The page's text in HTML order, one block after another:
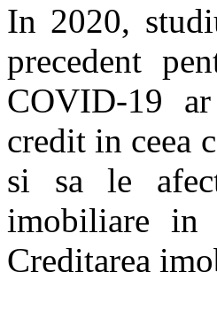
In 2020,
precedent
COVID-19
credit in ceea
si sa le
imobiliare in
Creditarea